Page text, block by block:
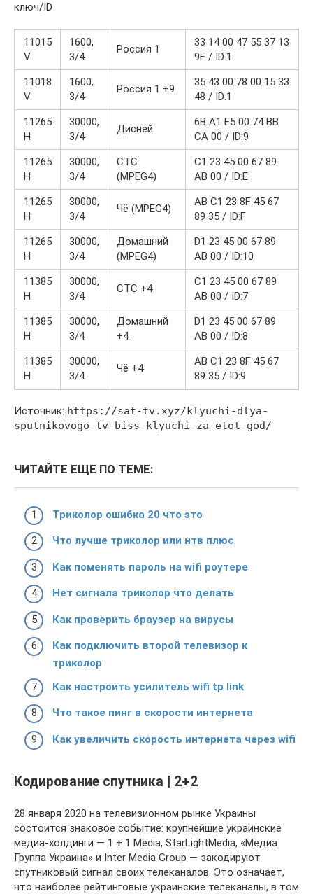
ключ/ID
11015
V
1600,
3/4
Россия 1
33 14 00 47 55 37 13
9F / ID:1
11018
V
1600,
3/4
Россия 1 +9
35 43 00 78 00 15 33
48 / ID:1
11265
H
30000,
3/4
Дисней
6B A1 E5 00 74 BB
CA 00 / ID:9
11265
H
30000,
3/4
CTC
(MPEG4)
C1 23 45 00 67 89
AB 00 / ID:E
11265
H
30000,
3/4
Чё (MPEG4)
AB C1 23 8F 45 67
89 35 / ID:F
11265
H
30000,
3/4
Домашний
(MPEG4)
D1 23 45 00 67 89
AB 00 / ID:10
11385
H
30000,
3/4
СТС +4
C1 23 45 00 67 89
AB 00 / ID:7
11385
H
30000,
3/4
Домашний
+4
D1 23 45 00 67 89
AB 00 / ID:8
11385
H
30000,
3/4
Чё +4
AB C1 23 8F 45 67
89 35 / ID:9
Источник: https://sat-tv.xyz/klyuchi-dlya-
sputnikovogo-tv-biss-klyuchi-za-etot-god/
ЧИТАЙТЕ ЕЩЕ ПО ТЕМЕ:
Триколор ошибка 20 что это
Что лучше триколор или нтв плюс
Как поменять пароль на wifi роутере
Нет сигнала триколор что делать
Как проверить браузер на вирусы
Как подключить второй телевизор к
триколор
Как настроить усилитель wifi tp link
Что такое пинг в скорости интернета
Как увеличить скорость интернета через wifi
Кодирование спутника | 2+2
28 января 2020 на телевизионном рынке Украины
состоится знаковое событие: крупнейшие украинские
медиа-холдинги — 1 + 1 Media, StarLightMedia, «Медиа
Группа Украина» и Inter Media Group — закодируют
спутниковый сигнал своих телеканалов. Это означает,
что наиболее рейтинговые украинские телеканалы, в том